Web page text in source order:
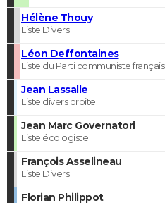
Hélène Thouy
Liste Divers
Léon Deffontaines
Liste du Parti communiste français
Jean Lassalle
Liste divers droite
Jean Marc Governatori
Liste écologiste
François Asselineau
Liste Divers
Florian Philippot